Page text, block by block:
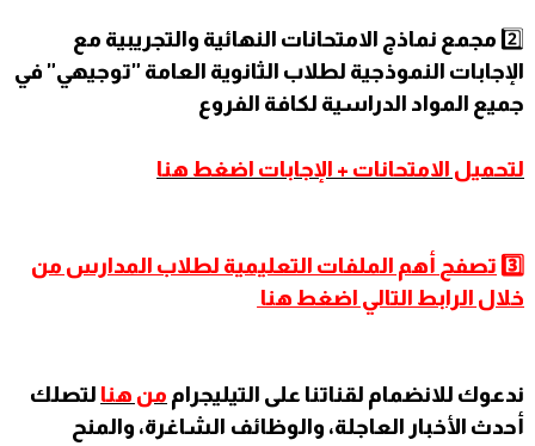
2️⃣ مجمع نماذج الامتحانات النهائية والتجريبية مع
الإجابات النموذجية لطلاب الثانوية العامة "توجيهي" في
جميع المواد الدراسية لكافة الفروع
لتحميل الامتحانات + الإجابات اضغط هنا
3️⃣ تصفح أهم الملفات التعليمية لطلاب المدارس من
خلال الرابط التالي اضغط هنا
ندعوك للانضمام لقناتنا على التيليجرام من هنا لتصلك
أحدث الأخبار العاجلة، والوظائف الشاغرة، والمنح